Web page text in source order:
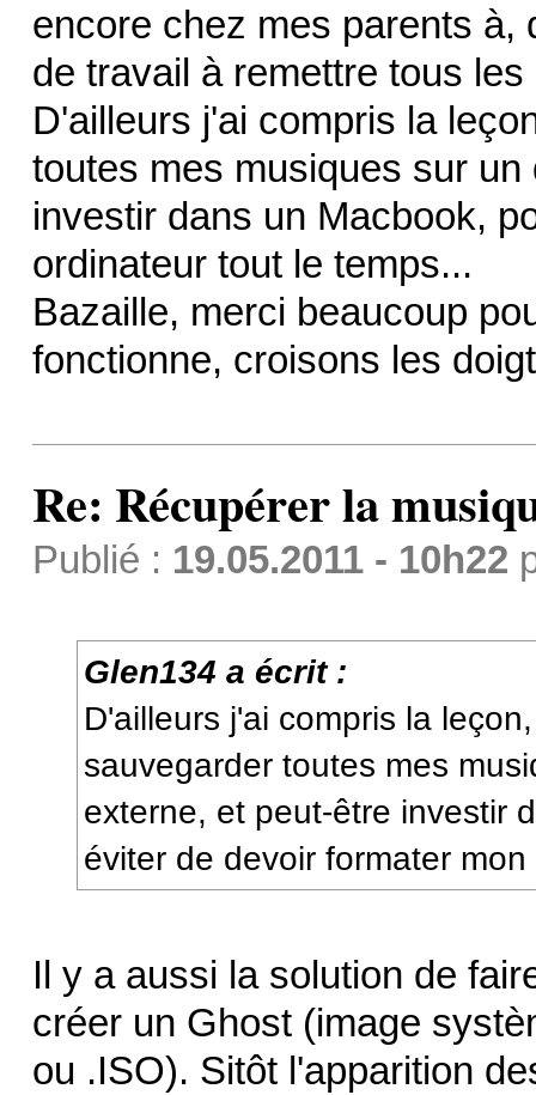
encore chez mes parents à,
de travail à remettre tous
D'ailleurs j'ai compris la
toutes mes musiques sur
investir dans un Macbook,
ordinateur tout le temps...
Bazaille, merci beaucoup
fonctionne, croisons les
Re: Récupérer la
Publié : 19.05.2011 - 10h22
Glen134 a écrit :
D'ailleurs j'ai compris la
sauvegarder toutes mes
externe, et peut-être investir
éviter de devoir formater
Il y a aussi la solution de
créer un Ghost (image
ou .ISO). Sitôt l'apparition